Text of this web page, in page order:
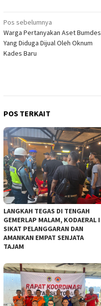
Navigasi
pos
Pos sebelumnya
Warga Pertanyakan Aset Bumdes
Yang Diduga Dijual Oleh Oknum
Kades Baru
POS TERKAIT
LANGKAH TEGAS DI TENGAH
GEMERLAP MALAM, KODAERAL I
SIKAT PELANGGARAN DAN
AMANKAN EMPAT SENJATA
TAJAM